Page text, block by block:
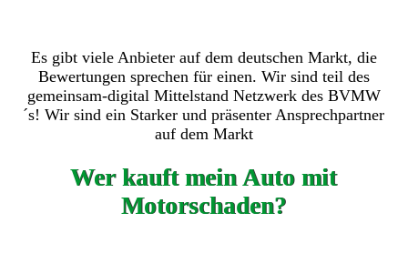
Es gibt viele Anbieter auf dem deutschen Markt, die
Bewertungen sprechen für einen. Wir sind teil des
gemeinsam-digital Mittelstand Netzwerk des BVMW
´s! Wir sind ein Starker und präsenter Ansprechpartner
auf dem Markt
Wer kauft mein Auto mit
Motorschaden?